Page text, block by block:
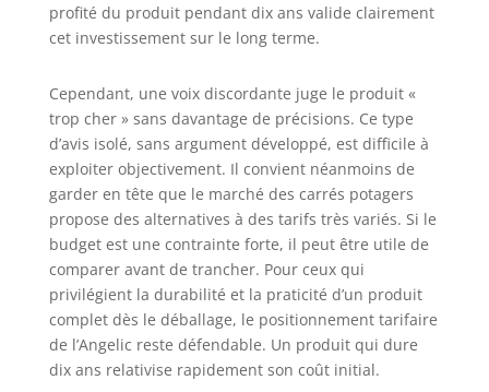
profité du produit pendant dix ans valide clairement
cet investissement sur le long terme.
Cependant, une voix discordante juge le produit «
trop cher » sans davantage de précisions. Ce type
d’avis isolé, sans argument développé, est difficile à
exploiter objectivement. Il convient néanmoins de
garder en tête que le marché des carrés potagers
propose des alternatives à des tarifs très variés. Si le
budget est une contrainte forte, il peut être utile de
comparer avant de trancher. Pour ceux qui
privilégient la durabilité et la praticité d’un produit
complet dès le déballage, le positionnement tarifaire
de l’Angelic reste défendable. Un produit qui dure
dix ans relativise rapidement son coût initial.